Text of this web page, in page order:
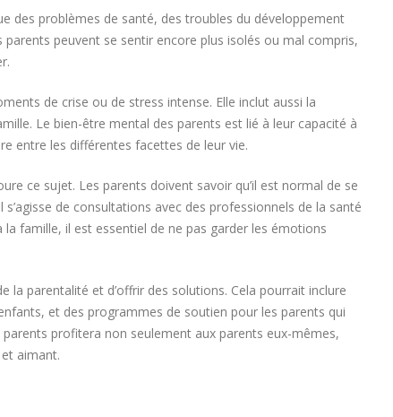
des problèmes de santé, des troubles du développement
peuvent se sentir encore plus isolés ou mal compris,
de crise ou de stress intense. Elle inclut aussi la
Le bien-être mental des parents est lié à leur capacité à
entre les différentes facettes de leur vie.
ce sujet. Les parents doivent savoir qu’il est normal de se
de consultations avec des professionnels de la santé
famille, il est essentiel de ne pas garder les émotions
parentalité et d’offrir des solutions. Cela pourrait inclure
et des programmes de soutien pour les parents qui
profitera non seulement aux parents eux-mêmes,
aimant.